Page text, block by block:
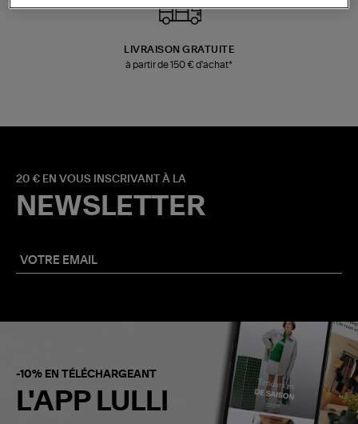
LIVRAISON GRATUITE
à partir de 150 € d'achat*
20 € EN VOUS INSCRIVANT À LA
NEWSLETTER
-10% EN TÉLÉCHARGEANT
L'APP LULLI